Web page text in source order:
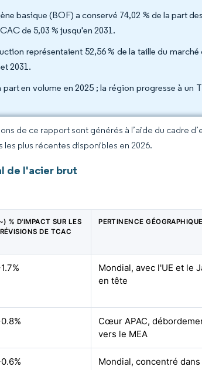
basique (BOF) a conservé 74,02 % de la part
de 5,03 % jusqu'en 2031.
représentaient 52,56 % de la taille du
2031.
en volume en 2025 ; la région progresse à un
de ce rapport sont générés à l’aide du cadre
plus récentes disponibles en 2026.
de l'acier brut
% D'IMPACT SUR LES
DE TCAC
PERTINENCE GÉOGRAPHIQUE
Mondial, avec l'UE et le
en tête
Cœur APAC,
vers le MEA
Mondial, concentré dans